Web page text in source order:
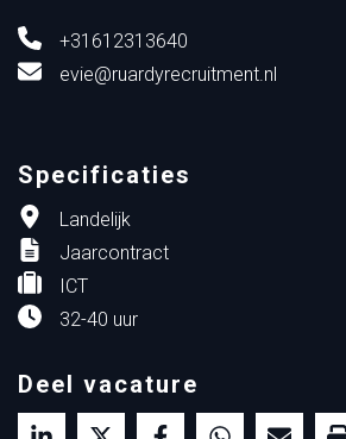
+31612313640
evie@ruardyrecruitment.nl
Specificaties
Landelijk
Jaarcontract
ICT
32-40 uur
Deel vacature